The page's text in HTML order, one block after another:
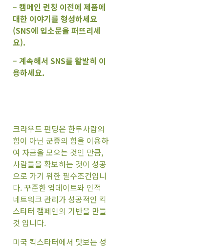
– 캠페인 런칭 이전에 제품에
대한 이야기를 형성하세요
(SNS에 입소문을 퍼뜨리세
요).
– 계속해서 SNS를 활발히 이
용하세요.
크라우드 펀딩은 한두사람의
힘이 아닌 군중의 힘을 이용하
여 자금을 모으는 것인 만큼,
사람들을 확보하는 것이 성공
으로 가기 위한 필수조건입니
다. 꾸준한 업데이트와 인적
네트워크 관리가 성공적인 킥
스타터 캠페인의 기반을 만들
것 입니다.
미국 킥스타터에서 맛보는 성